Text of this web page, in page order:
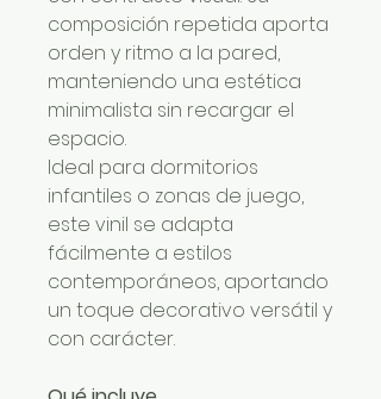
composición repetida aporta
orden y ritmo a la pared,
manteniendo una estética
minimalista sin recargar el
espacio.
Ideal para dormitorios
infantiles o zonas de juego,
este vinil se adapta
fácilmente a estilos
contemporáneos, aportando
un toque decorativo versátil y
con carácter.